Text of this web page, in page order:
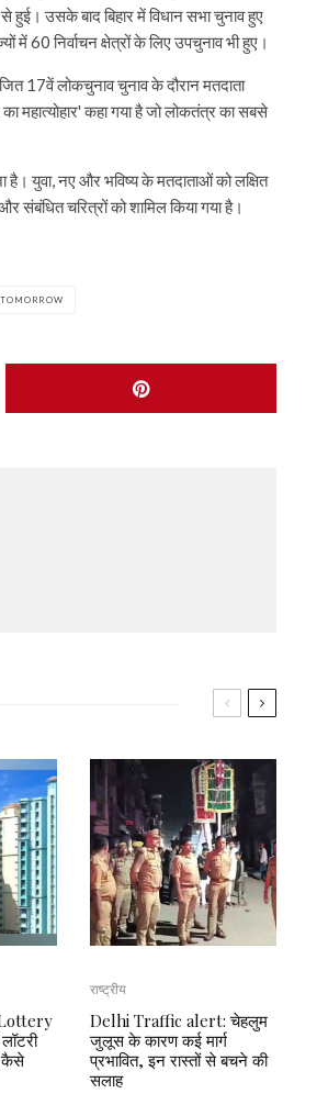
उसके बाद बिहार में विधान सभा चुनाव हुए
में 60 निर्वाचन क्षेत्रों के लिए उपचुनाव भी हुए।
17वें लोकचुनाव चुनाव के दौरान मतदाता
महात्‍योहार' कहा गया है जो लोकतंत्र का सबसे
है। युवा, नए और भविष्य के मतदाताओं को लक्षित
संबंधित चरित्रों को शामिल किया गया है।
कैसे
राष्ट्रीय
Delhi Traffic alert: चेहलुम
जुलूस के कारण कई मार्ग
प्रभावित, इन रास्तों से बचने की
सलाह